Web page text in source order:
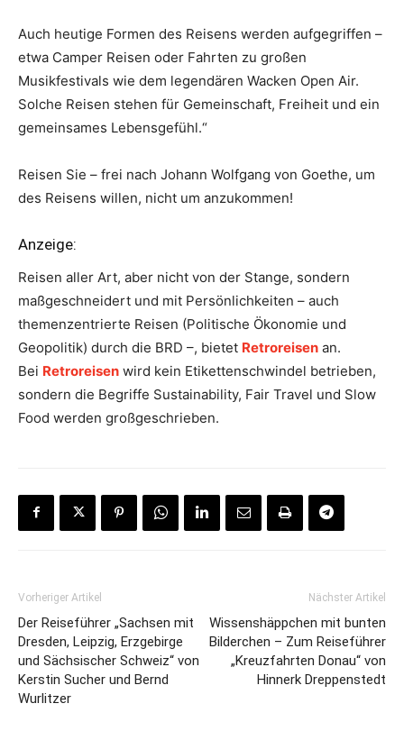
Auch heutige Formen des Reisens werden aufgegriffen –
etwa Camper Reisen oder Fahrten zu großen
Musikfestivals wie dem legendären Wacken Open Air.
Solche Reisen stehen für Gemeinschaft, Freiheit und ein
gemeinsames Lebensgefühl.“
Reisen Sie – frei nach Johann Wolfgang von Goethe, um
des Reisens willen, nicht um anzukommen!
Anzeige:
Reisen aller Art, aber nicht von der Stange, sondern
maßgeschneidert und mit Persönlichkeiten – auch
themenzentrierte Reisen (Politische Ökonomie und
Geopolitik) durch die BRD –, bietet Retroreisen an.
Bei Retroreisen wird kein Etikettenschwindel betrieben,
sondern die Begriffe Sustainability, Fair Travel und Slow
Food werden großgeschrieben.
Vorheriger Artikel
Der Reiseführer „Sachsen mit
Dresden, Leipzig, Erzgebirge
und Sächsischer Schweiz“ von
Kerstin Sucher und Bernd
Wurlitzer
Nächster Artikel
Wissenshäppchen mit bunten
Bilderchen – Zum Reiseführer
„Kreuzfahrten Donau“ von
Hinnerk Dreppenstedt